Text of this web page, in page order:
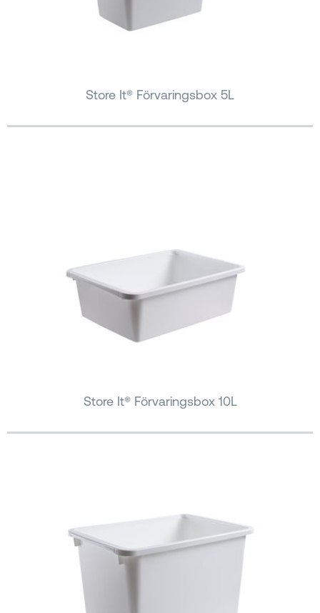
Store It® Förvaringsbox 5L
Store It® Förvaringsbox 10L